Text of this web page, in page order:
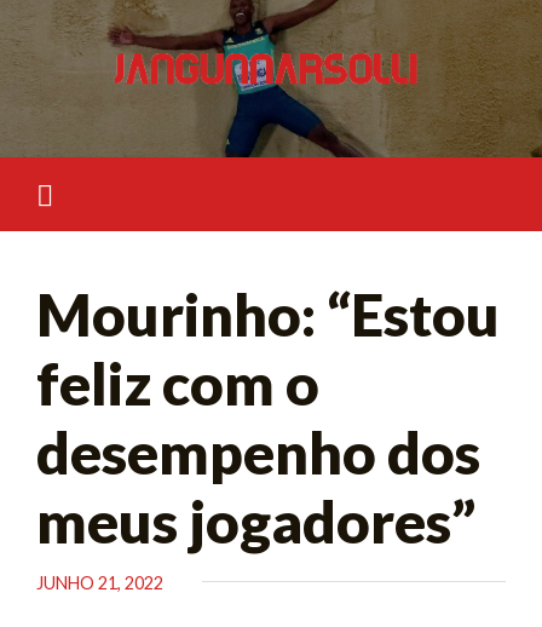
Skip
to
Mourinho: “Estou
feliz com o
desempenho dos
meus jogadores”
JUNHO 21, 2022